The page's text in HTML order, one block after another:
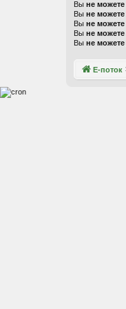
Вы не можете
Вы не можете
Вы не можете
Вы не можете
Вы не можете
Е-поток